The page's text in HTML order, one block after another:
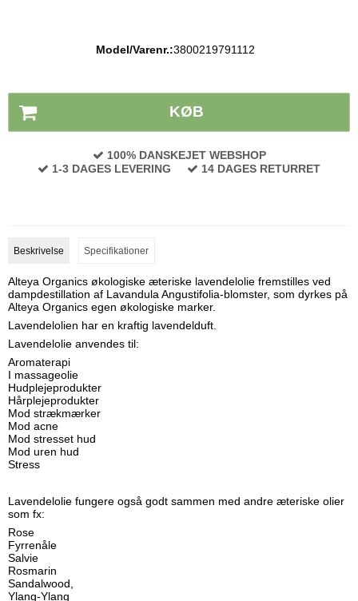
Model/Varenr.:3800219791112
KØB
100% DANSKEJET WEBSHOP
1-3 DAGES LEVERING
14 DAGES RETURRET
Beskrivelse Specifikationer
Alteya Organics økologiske æteriske lavendelolie fremstilles ved
dampdestillation af Lavandula Angustifolia-blomster, som dyrkes på
Alteya Organics egen økologiske marker.
Lavendelolien har en kraftig lavendelduft.
Lavendelolie anvendes til:
Aromaterapi
I massageolie
Hudplejeprodukter
Hårplejeprodukter
Mod strækmærker
Mod acne
Mod stresset hud
Mod uren hud
Stress
Lavendelolie fungere også godt sammen med andre æteriske olier
som fx:
Rose
Fyrrenåle
Salvie
Rosmarin
Sandalwood,
Ylang-Ylang